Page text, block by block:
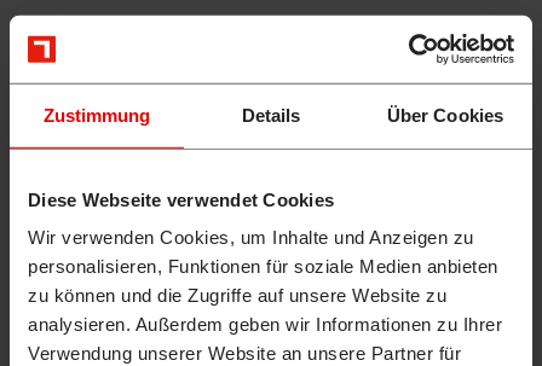
Zustimmung Details Über Cookies
Diese Webseite verwendet Cookies
Wir verwenden Cookies, um Inhalte und Anzeigen zu
personalisieren, Funktionen für soziale Medien anbieten
zu können und die Zugriffe auf unsere Website zu
analysieren. Außerdem geben wir Informationen zu Ihrer
Verwendung unserer Website an unsere Partner für